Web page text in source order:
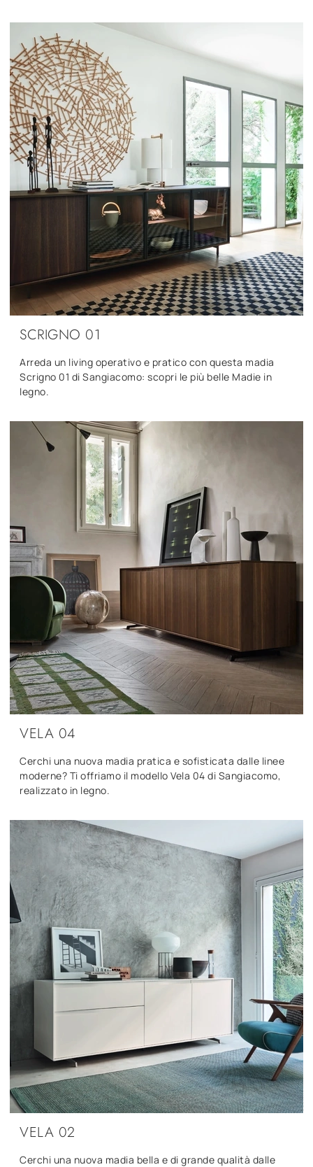
SCRIGNO 01
Arreda un living operativo e pratico con questa madia
Scrigno 01 di Sangiacomo: scopri le più belle Madie in
legno.
VELA 04
Cerchi una nuova madia pratica e sofisticata dalle linee
moderne? Ti offriamo il modello Vela 04 di Sangiacomo,
realizzato in legno.
VELA 02
Cerchi una nuova madia bella e di grande qualità dalle